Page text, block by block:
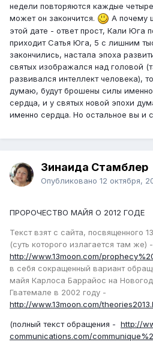
недели повторяются каждые
может он закончится.
А почему
этой дате - ответ прост, Кали Юга
приходит Сатья Юга, 5 с лишним
закончились, настала эпоха
святых изображался над головой
развивался интеллект человека),
думаю, будут брошены силы
сердца, и у святых новой эпохи
именно сердца. Но остальное вы и
Зинаида Стамблер
Опубликовано 12 октября,
ПРОРОЧЕСТВО МАЙЯ О 2012 ГОДЕ
Текст взят с сайта, посвященного
(суть которого излагается там же) -
http://www.13moon.com/
в себя сокращенный вариант
майя Карлоса Баррайос на
Гватемале в 2002 году -
http://www.13moon.com/
(полный текст обращения - http://
communications.com/